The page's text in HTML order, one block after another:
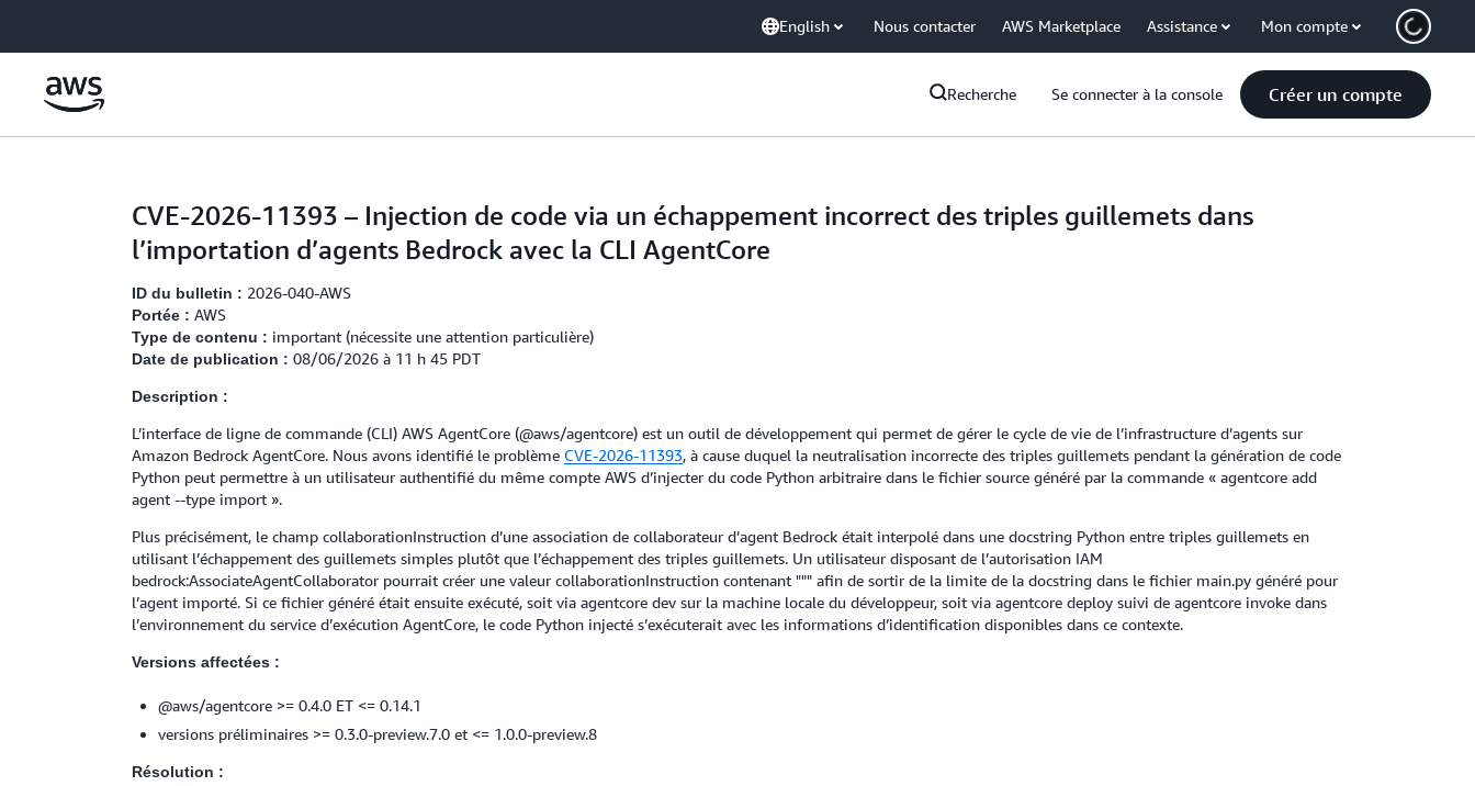
English Nous contacter AWS Marketplace Assistance Mon compte
Recherche Se connecter à la console Créer un compte
CVE-2026-11393 – Injection de code via un échappement incorrect des triples guillemets dans
l’importation d’agents Bedrock avec la CLI AgentCore
ID du bulletin : 2026-040-AWS
Portée : AWS
Type de contenu : important (nécessite une attention particulière)
Date de publication : 08/06/2026 à 11 h 45 PDT
Description :
L’interface de ligne de commande (CLI) AWS AgentCore (@aws/agentcore) est un outil de développement qui permet de gérer le cycle de vie de l’infrastructure d’agents sur
Amazon Bedrock AgentCore. Nous avons identifié le problème CVE-2026-11393, à cause duquel la neutralisation incorrecte des triples guillemets pendant la génération de code
Python peut permettre à un utilisateur authentifié du même compte AWS d’injecter du code Python arbitraire dans le fichier source généré par la commande « agentcore add
agent --type import ».
Plus précisément, le champ collaborationInstruction d’une association de collaborateur d’agent Bedrock était interpolé dans une docstring Python entre triples guillemets en
utilisant l’échappement des guillemets simples plutôt que l’échappement des triples guillemets. Un utilisateur disposant de l’autorisation IAM
bedrock:AssociateAgentCollaborator pourrait créer une valeur collaborationInstruction contenant """ afin de sortir de la limite de la docstring dans le fichier main.py généré pour
l’agent importé. Si ce fichier généré était ensuite exécuté, soit via agentcore dev sur la machine locale du développeur, soit via agentcore deploy suivi de agentcore invoke dans
l’environnement du service d’exécution AgentCore, le code Python injecté s’exécuterait avec les informations d’identification disponibles dans ce contexte.
Versions affectées :
@aws/agentcore >= 0.4.0 ET <= 0.14.1
versions préliminaires >= 0.3.0-preview.7.0 et <= 1.0.0-preview.8
Résolution :